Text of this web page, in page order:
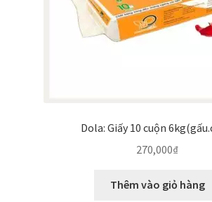
Dola: Giấy 10 cuộn
270,000₫
Thêm vào giỏ hàng